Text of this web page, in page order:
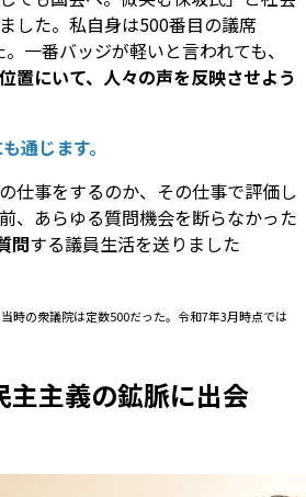
した。私自身は500番目の議席
一番バッジが軽いと言われても、
置にいて、人々の声を反映させよう
通じます。
仕事をするのか、その仕事で評価し
、あらゆる質問機会を断らなかった
問する議員生活を送りました
時の衆議院は定数500だった。令和7年3月時点では
主主義の鉱脈に出会